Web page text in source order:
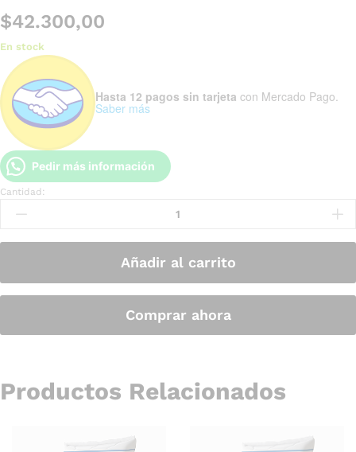
$42.300,00
En stock
Hasta 12 pagos sin tarjeta con Mercado Pago.
Saber más
Pedir más información
Cantidad:
Añadir al carrito
Comprar ahora
Productos Relacionados